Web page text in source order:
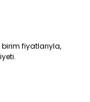
fiyatlarıyla,